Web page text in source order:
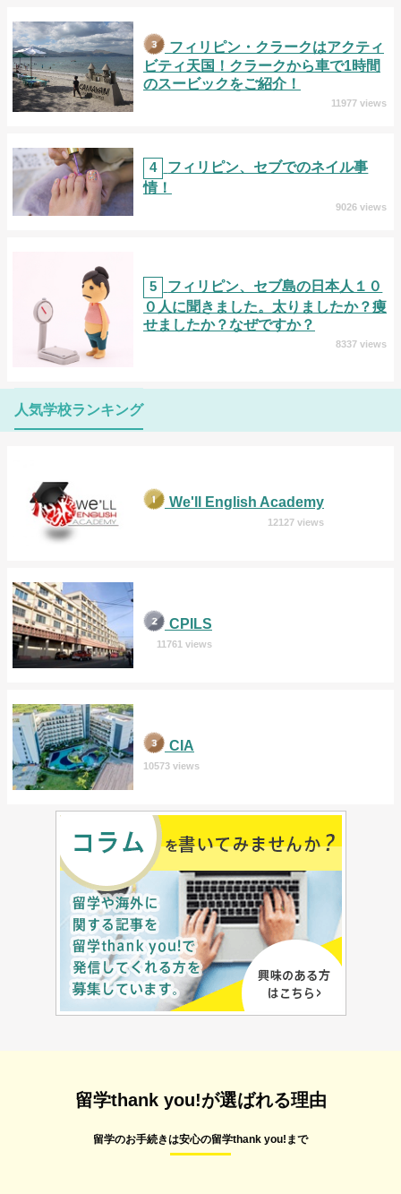
フィリピン・クラークはアクティ
ビティ天国！クラークから車で1時間
のスービックをご紹介！
11977 views
4
フィリピン、セブでのネイル事
情！
9026 views
5
フィリピン、セブ島の日本人１０
０人に聞きました。太りましたか？痩
せましたか？なぜですか？
8337 views
人気学校ランキング
We'll English Academy
12127 views
CPILS
11761 views
CIA
10573 views
留学thank you!が選ばれる理由
留学のお手続きは安心の留学thank you!まで